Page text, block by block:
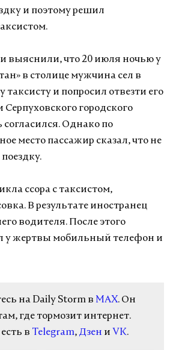
и поэтому решил
выяснили, что 20 июля ночью у
в столице мужчина сел в
таксисту и попросил отвезти его
городского
согласился. Однако по
место пассажир сказал, что не
ссора с таксистом,
В результате иностранец
водителя. После этого
у жертвы мобильный телефон и
на Daily Storm в MAX. Он
где тормозит интернет.
в Telegram, Дзен и VK.